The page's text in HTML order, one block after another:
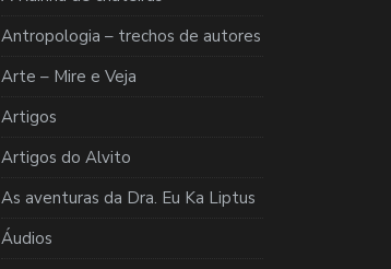
Antropologia – trechos de autores
Arte – Mire e Veja
Artigos
Artigos do Alvito
As aventuras da Dra. Eu Ka Liptus
Áudios